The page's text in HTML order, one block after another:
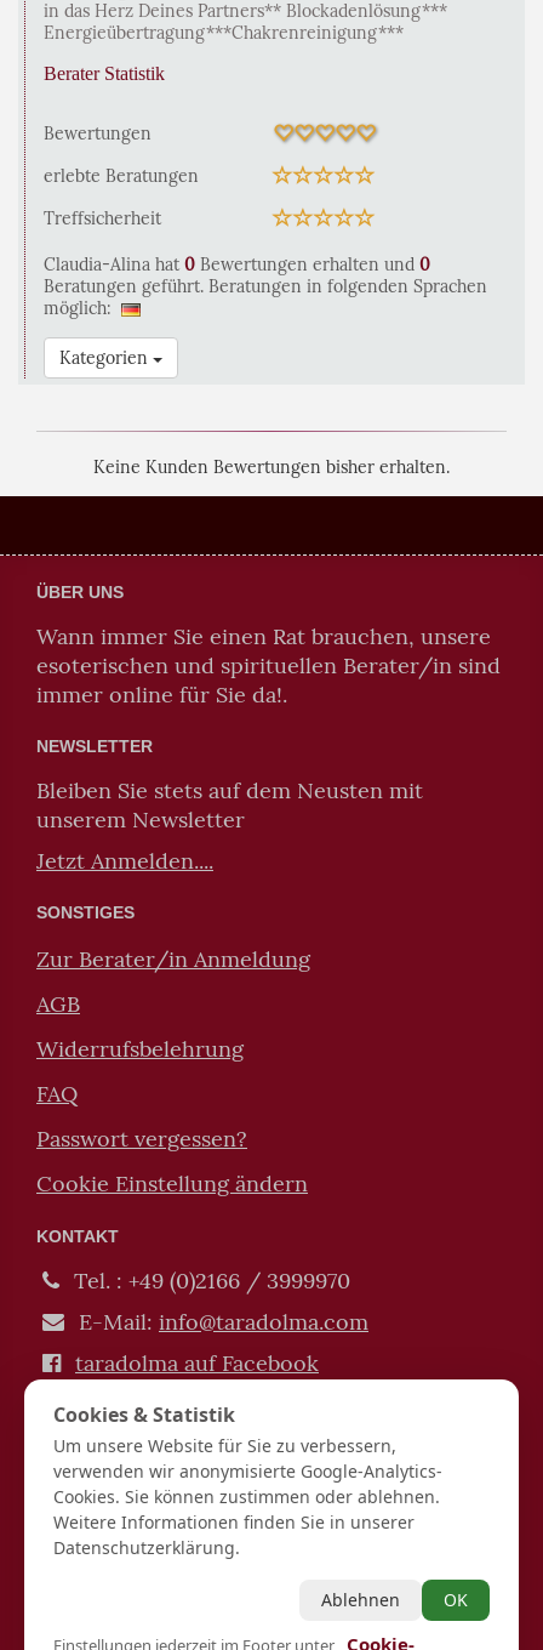
in das Herz Deines Partners** Blockadenlösung***
Energieübertragung***Chakrenreinigung***
Berater Statistik
Bewertungen
erlebte Beratungen
Treffsicherheit
Claudia-Alina hat 0 Bewertungen erhalten und 0
Beratungen geführt. Beratungen in folgenden Sprachen
möglich:
Kategorien
Keine Kunden Bewertungen bisher erhalten.
ÜBER UNS
Wann immer Sie einen Rat brauchen, unsere
esoterischen und spirituellen Berater/in sind
immer online für Sie da!.
NEWSLETTER
Bleiben Sie stets auf dem Neusten mit
unserem Newsletter
Jetzt Anmelden....
SONSTIGES
Zur Berater/in Anmeldung
AGB
Widerrufsbelehrung
FAQ
Passwort vergessen?
Cookie Einstellung ändern
KONTAKT
Tel. : +49 (0)2166 / 3999970
E-Mail: info@taradolma.com
taradolma auf Facebook
Impressum / Datenschutz
Verträge hier kündigen / widerrufen
Hinduismus | Buddhismus | Tarot | Spiritualität |
Esoterik | Lebensberatung
Spirit Guide UG (haftungsbeschränkt) Josefstraße 11
36039 Fulda Finanzamt Fulda DE337914900
*Gebühr pro Minute in € (aus dem deutschen Festnetz). Mobilfunkpreise
abweichend (0,27 € /min. mehr bei Telefonberatung). Alle Preise inkl.
19%MwSt.
Cookies & Statistik
Um unsere Website für Sie zu verbessern,
verwenden wir anonymisierte Google-Analytics-
Cookies. Sie können zustimmen oder ablehnen.
Weitere Informationen finden Sie in unserer
Datenschutzerklärung.
Ablehnen OK
Einstellungen jederzeit im Footer unter „Cookie-